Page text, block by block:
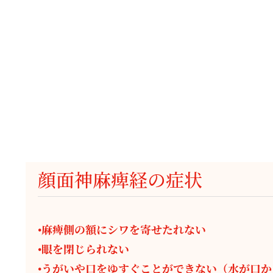
顔面神麻痺経の症状
•麻痺側の額にシワを寄せたれない
•眼を閉じられない
•うがいや口をゆすぐことができない（水が口か